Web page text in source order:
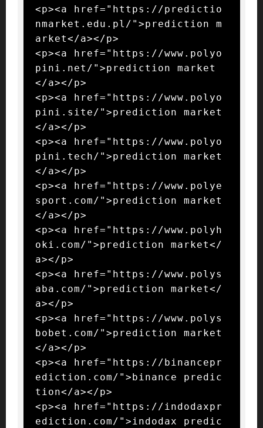
<p><a href="https://predictio
nmarket.edu.pl/">prediction m
arket</a></p>
<p><a href="https://www.polyo
pini.net/">prediction market
</a></p>
<p><a href="https://www.polyo
pini.site/">prediction market
</a></p>
<p><a href="https://www.polyo
pini.tech/">prediction market
</a></p>
<p><a href="https://www.polye
sport.com/">prediction market
</a></p>
<p><a href="https://www.polyh
oki.com/">prediction market</
a></p>
<p><a href="https://www.polys
aba.com/">prediction market</
a></p>
<p><a href="https://www.polys
bobet.com/">prediction market
</a></p>
<p><a href="https://binancepr
ediction.com/">binance predic
tion</a></p>
<p><a href="https://indodaxpr
ediction.com/">indodax predic